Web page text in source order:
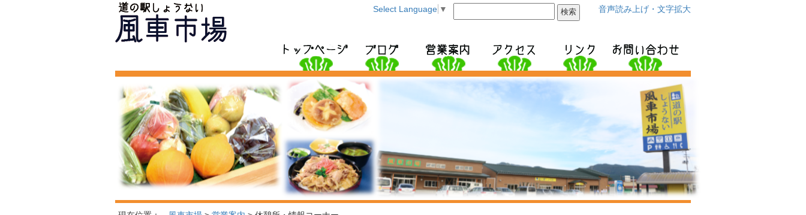
このページの本文へ移動
Select Language ▼ 音声読み上げ・文字拡大